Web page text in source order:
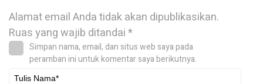
Alamat email Anda tidak akan dipublikasikan.
Ruas yang wajib ditandai*
Simpan nama, email, dan situs web saya pada
peramban ini untuk komentar saya berikutnya.